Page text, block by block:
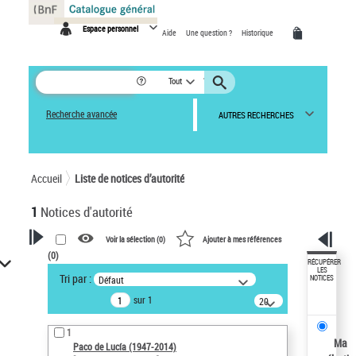
Espace personnel Aide Une question ? Historique
Tout
Recherche avancée AUTRES RECHERCHES
Accueil Liste de notices d’autorité
1 Notices d'autorité
VOTRE RECHERCHE
Recherche avancée dans les
notices d’autorité
Œuvres liées à l'auteur :
Paco de Lucía (1947-2014)
Voir la sélection (0) Ajouter à mes références
(0)
Tri par : Défaut
sur 1
20
résultats/page
1
Paco de Lucía (1947-2014)
RÉCUPÉRER
LES
NOTICES
Ma
Panneau de gestion des cookies